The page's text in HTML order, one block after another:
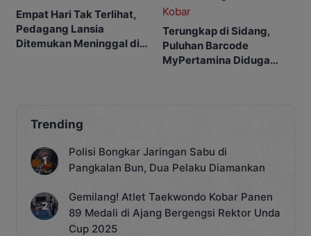
Empat Hari Tak Terlihat,
Pedagang Lansia
Ditemukan Meninggal di
Terungkap di Sidang,
Puluhan Barcode
MyPertamina Diduga
Trending
Polisi Bongkar Jaringan Sabu di
Pangkalan Bun, Dua Pelaku Diamankan
Gemilang! Atlet Taekwondo Kobar Panen
89 Medali di Ajang Bergengsi Rektor Unda
Cup 2025